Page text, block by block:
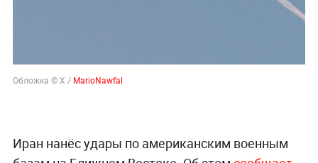
Обложка © X / MarioNawfal
Иран нанёс удары по американским военным